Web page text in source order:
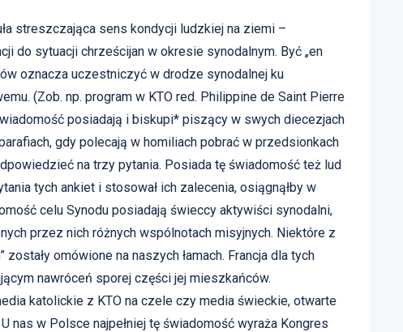
streszczająca sens kondycji ludzkiej na ziemi –
do sytuacji chrześcijan w okresie synodalnym. Być „en
oznacza uczestniczyć w drodze synodalnej ku
(Zob. np. program w KTO red. Philippine de Saint Pierre
posiadają i biskupi* piszący w swych diecezjach
gdy polecają w homiliach pobrać w przedsionkach
na trzy pytania. Posiada tę świadomość też lud
tych ankiet i stosował ich zalecenia, osiągnąłby w
celu Synodu posiadają świeccy aktywiści synodalni,
przez nich różnych wspólnotach misyjnych. Niektóre z
zostały omówione na naszych łamach. Francja dla tych
nawróceń sporej części jej mieszkańców.
katolickie z KTO na czele czy media świeckie, otwarte
w Polsce najpełniej tę świadomość wyraża Kongres